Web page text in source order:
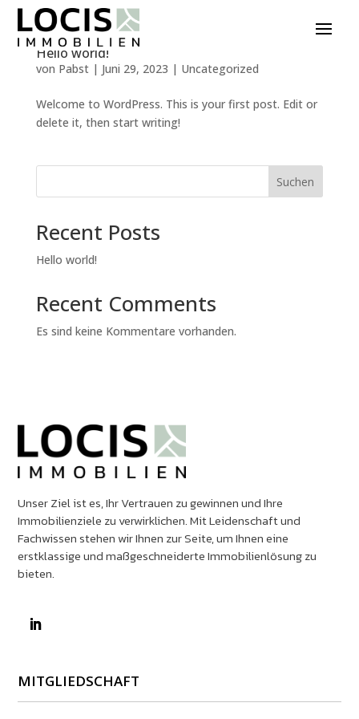
Hello world!
von Pabst| Juni 29, 2023 | Uncategorized
Welcome to WordPress. This is your first post. Edit or
delete it, then start writing!
Suchen
Recent Posts
Hello world!
Recent Comments
Es sind keine Kommentare vorhanden.
Unser Ziel ist es, Ihr Vertrauen zu gewinnen und Ihre
Immobilienziele zu verwirklichen. Mit Leidenschaft und
Fachwissen stehen wir Ihnen zur Seite, um Ihnen eine
erstklassige und maßgeschneiderte Immobilienlösung zu
bieten.
MITGLIEDSCHAFT